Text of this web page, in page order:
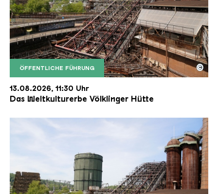
ÖFFENTLICHE FÜHRUNG
Der Erzschrägaufzug der Völklinger Hütte mit
Copyright: Weltkulturerbe Völklinger Hütte | Karl
©
13.08.2026, 11:30 Uhr
Das Weltkulturerbe Völklinger Hütte